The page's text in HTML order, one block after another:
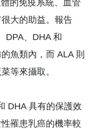
的免疫系統、血管
大的助益。報告
DPA、DHA 和
魚類內，而 ALA 則
等來攝取。
DHA 具有的保護效
罹患乳癌的機率較